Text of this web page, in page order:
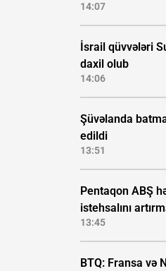
14:07
İsrail qüvvələri
daxil olub
14:06
Şüvəlanda
edildi
13:51
Pentaqon ABŞ
istehsalını
13:45
BTQ: Fransa və